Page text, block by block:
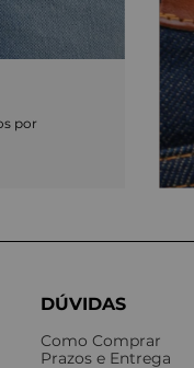
por
DÚVIDAS
Como Comprar
Prazos e Entrega